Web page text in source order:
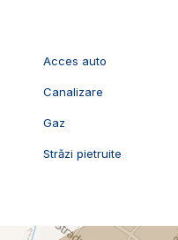
Acces auto
Canalizare
Gaz
Străzi pietruite